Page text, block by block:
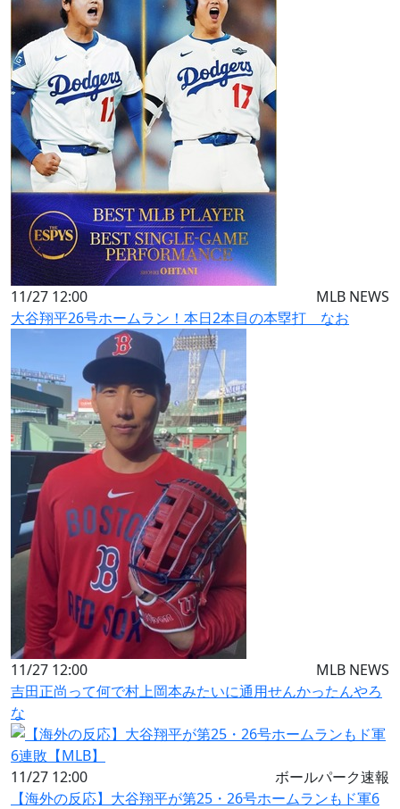
11/27 12:00
MLB NEWS
大谷翔平26号ホームラン！本日2本目の本塁打 なお
11/27 12:00
MLB NEWS
吉田正尚って何で村上岡本みたいに通用せんかったんやろ
な
11/27 12:00
ボールパーク速報
【海外の反応】大谷翔平が第25・26号ホームランもド軍6